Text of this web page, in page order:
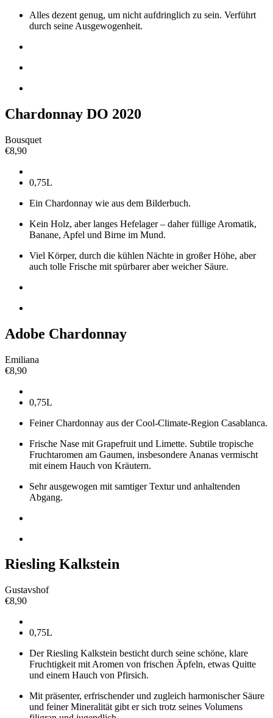
Alles dezent genug, um nicht aufdringlich zu sein. Verführt
durch seine Ausgewogenheit.
Chardonnay DO 2020
Bousquet
€8,90
0,75L
Ein Chardonnay wie aus dem Bilderbuch.
Kein Holz, aber langes Hefelager – daher füllige Aromatik,
Banane, Apfel und Birne im Mund.
Viel Körper, durch die kühlen Nächte in großer Höhe, aber
auch tolle Frische mit spürbarer aber weicher Säure.
Adobe Chardonnay
Emiliana
€8,90
0,75L
Feiner Chardonnay aus der Cool-Climate-Region Casablanca.
Frische Nase mit Grapefruit und Limette. Subtile tropische
Fruchtaromen am Gaumen, insbesondere Ananas vermischt
mit einem Hauch von Kräutern.
Sehr ausgewogen mit samtiger Textur und anhaltenden
Abgang.
Riesling Kalkstein
Gustavshof
€8,90
0,75L
Der Riesling Kalkstein besticht durch seine schöne, klare
Fruchtigkeit mit Aromen von frischen Äpfeln, etwas Quitte
und einem Hauch von Pfirsich.
Mit präsenter, erfrischender und zugleich harmonischer Säure
und feiner Mineralität gibt er sich trotz seines Volumens